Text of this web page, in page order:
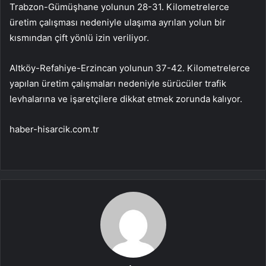
Trabzon-Gümüşhane yolunun 28-31. Kilometrelerce
üretim çalışması nedeniyle ulaşıma ayrılan yolun bir
kısmından çift yönlü izin veriliyor.
Altköy-Refahiye-Erzincan yolunun 37-42. Kilometrelerce
yapılan üretim çalışmaları nedeniyle sürücüler trafik
levhalarına ve işaretçilere dikkat etmek zorunda kalıyor.
haber-hisarcik.com.tr